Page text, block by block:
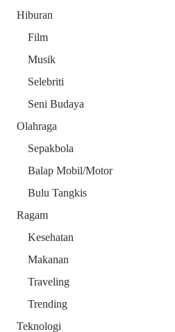
Hiburan
Film
Musik
Selebriti
Seni Budaya
Olahraga
Sepakbola
Balap Mobil/Motor
Bulu Tangkis
Ragam
Kesehatan
Makanan
Traveling
Trending
Teknologi